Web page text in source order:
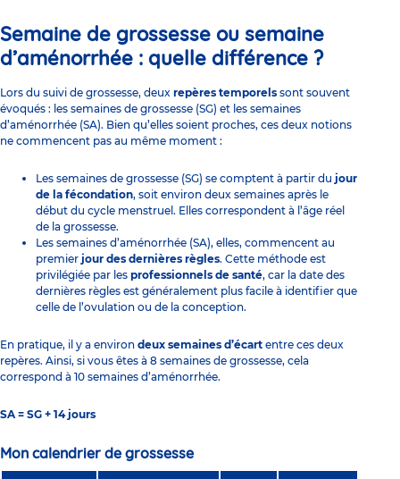
Semaine de grossesse ou semaine
d’aménorrhée : quelle différence ?
Lors du suivi de grossesse, deux repères temporels sont souvent
évoqués : les semaines de grossesse (SG) et les semaines
d’aménorrhée (SA). Bien qu’elles soient proches, ces deux notions
ne commencent pas au même moment :
Les semaines de grossesse (SG) se comptent à partir du jour
de la fécondation, soit environ deux semaines après le
début du cycle menstruel. Elles correspondent à l’âge réel
de la grossesse.
Les semaines d’aménorrhée (SA), elles, commencent au
premier jour des dernières règles. Cette méthode est
privilégiée par les professionnels de santé, car la date des
dernières règles est généralement plus facile à identifier que
celle de l’ovulation ou de la conception.
En pratique, il y a environ deux semaines d’écart entre ces deux
repères. Ainsi, si vous êtes à 8 semaines de grossesse, cela
correspond à 10 semaines d’aménorrhée.
SA = SG + 14 jours
Mon calendrier de grossesse